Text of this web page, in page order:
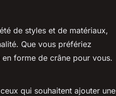
de styles et de matériaux,
Que vous préfériez
forme de crâne pour vous.
qui souhaitent ajouter une